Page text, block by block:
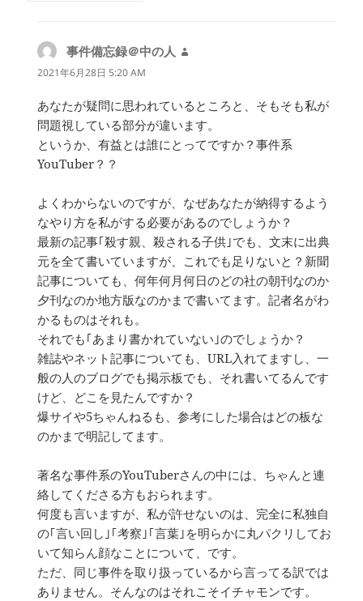
事件備忘録＠中の人
2021年6月28日 5:20 AM
あなたが疑問に思われているところと、そもそも私が
問題視している部分が違います。
というか、有益とは誰にとってですか？事件系
YouTuber？？
よくわからないのですが、なぜあなたが納得するよう
なやり方を私がする必要があるのでしょうか？
最新の記事｢殺す親、殺される子供｣でも、文末に出典
元を全て書いていますが、これでも足りないと？新聞
記事についても、何年何月何日のどの社の朝刊なのか
夕刊なのか地方版なのかまで書いてます。記者名がわ
かるものはそれも。
それでも｢あまり書かれていない｣のでしょうか？
雑誌やネット記事についても、URL入れてますし、一
般の人のブログでも掲示板でも、それ書いてるんです
けど、どこを見たんですか？
爆サイや5ちゃんねるも、参考にした場合はどの板な
のかまで明記してます。
著名な事件系のYouTuberさんの中には、ちゃんと連
絡してくださる方もおられます。
何度も言いますが、私が許せないのは、完全に私独自
の｢言い回し｣｢考察｣｢言葉｣を明らかに丸パクリしてお
いて知らん顔なことについて、です。
ただ、同じ事件を取り扱っているから言ってる訳では
ありません。そんなのはそれこそイチャモンです。